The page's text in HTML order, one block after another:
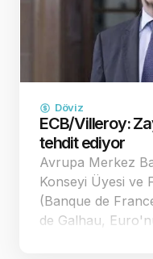
Döviz
ECB/Villeroy:
tehdit ediyor
Avrupa Merkez
Konseyi Üyesi ve
(Banque de
de Galhau,